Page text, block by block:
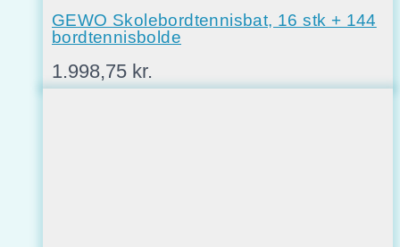
GEWO Skolebordtennisbat, 16 stk + 144
bordtennisbolde
1.998,75 kr.